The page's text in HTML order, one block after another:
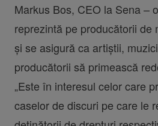
Markus Bos, CEO la Sena –
reprezintă pe producătorii de
și se asigură ca artiștii,
producătorii să primească
„Este în interesul celor care
caselor de discuri pe care le